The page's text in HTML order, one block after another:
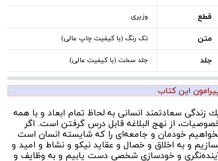
قطع وزیری
متن تک رنگ (با کیفیت چاپ عالی)
جلد جلد سخت (با کیفیت عالی)
این کتاب
زندگى سعادتمند انسانى به لحاظ تمام ابعاد و با همه
از نهج البلاغه قابل درس گرفتن است. اگر
خودمان و جامعه‌اى را كه شايسته انسان است
و به اخلاق و خصال و عقايد نيكو و نشاط و اميد و
و خودسازى شخصى دست يابيم و به وظايف و